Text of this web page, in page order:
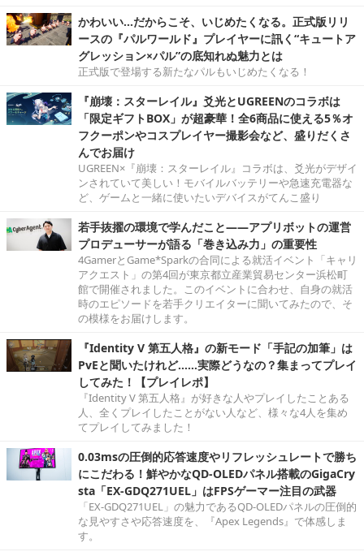
かわいい…だからこそ、いじめたくなる。正式版リリ
ースの『パルワールド』プレイヤーに訊く“キュートア
グレッション×パル”の底知れぬ魅力とは
正式版で登場する新たなパルもいじめたくなる！
『崩壊：スターレイル』爻光とUGREENのコラボは
「限定ギフトBOX」が超豪華！全6商品に使える5％オ
フクーポンやコスプレイヤー撮影会など、盛りだくさ
んでお届け
UGREEN×『崩壊：スターレイル』コラボは、爻光がデザイ
ンされていて美しい！モバイルバッテリーや急速充電器な
ど、ゲームと一緒に使いたいデバイスがてんこ盛り
若手抜擢の環境で学んだこと――アプリボットの運営
プロデューサーが語る「巻き込み力」の重要性
4GamerとGame*Sparkの合同による就活イベント「キャリ
アクエスト」の第4回が東京都立産業貿易センター浜松町
館で開催されました。このイベントに合わせ、自身の就活
時のエピソードを若手クリエイターに聞いてみたので、そ
の模様をお届けします。
『Identity V 第五人格』の新モード「手記の加筆」は
PvEと聞いたけれど……実際どうなの？集まってプレイ
してみた！【プレイレポ】
『Identity V 第五人格』が好きな人やプレイしたことある
人、全くプレイしたことがない人など、様々な4人を集め
てプレイしてみました！
0.03msの圧倒的応答速度やリフレッシュレートで勝ち
にこだわる！鮮やかなQD-OLEDパネル搭載のGigaCry
sta「EX-GDQ271UEL」はFPSゲーマー注目の武器
「EX-GDQ271UEL」の魅力であるQD-OLEDパネルの圧倒的
な見やすさや応答速度を、『Apex Legends』で体感しま
す。